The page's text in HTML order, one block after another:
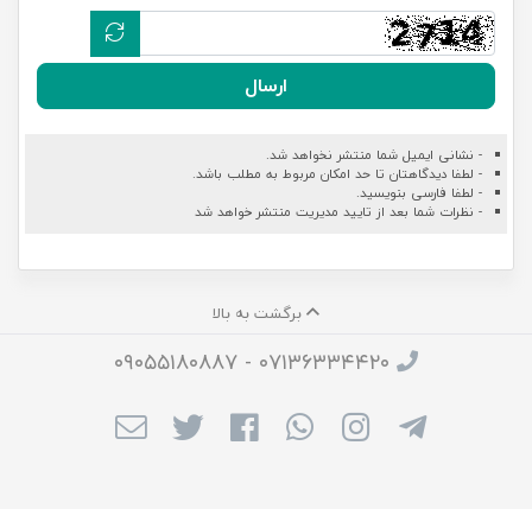
ارسال
- نشانی ایمیل شما منتشر نخواهد شد.
- لطفا دیدگاهتان تا حد امکان مربوط به مطلب باشد.
- لطفا فارسی بنویسید.
- نظرات شما بعد از تایید مدیریت منتشر خواهد شد
برگشت به بالا
۰۷۱۳۶۳۳۴۴۲۰ - ۰۹۰۵۵۱۸۰۸۸۷